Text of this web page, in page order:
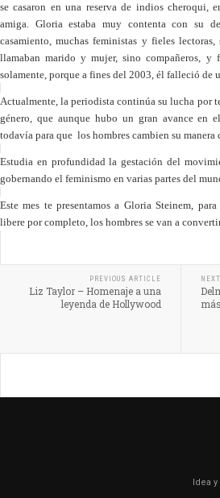
se casaron en una reserva de indios cheroqui,
amiga. Gloria estaba muy contenta con su
casamiento, muchas feministas y fieles
llamaban marido y mujer, sino compañeros, y
solamente, porque a fines del 2003, él falleció de
Actualmente, la periodista continúa su lucha por
género, que aunque hubo un gran avance en
todavía para que los hombres cambien su manera
Estudia en profundidad la gestación del
gobernando el feminismo en varias partes del
Este mes te presentamos a Gloria Steinem,
libere por completo, los hombres se van a
PREVIOUS ARTICLE
Liz Taylor – Homenaje a una
leyenda de Hollywood
Idea